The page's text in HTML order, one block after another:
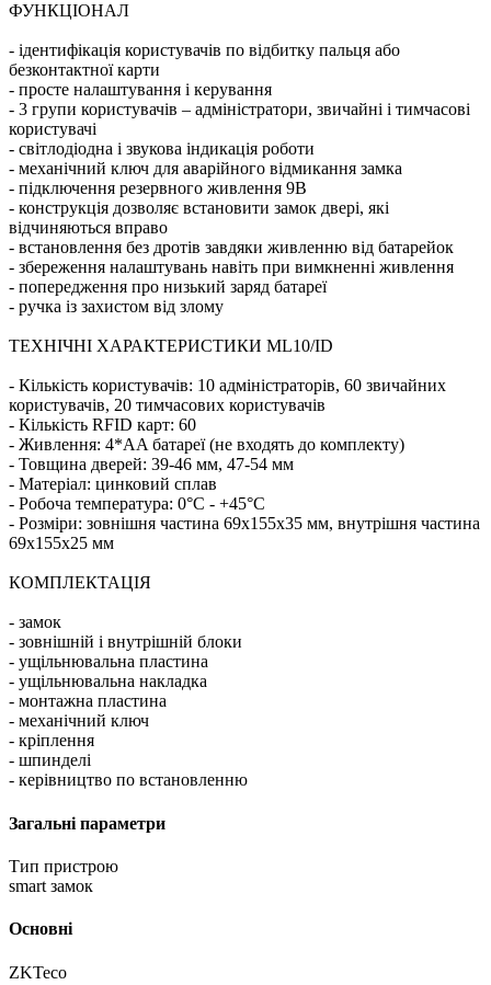
ФУНКЦІОНАЛ
- ідентифікація користувачів по відбитку пальця або
безконтактної карти
- просте налаштування і керування
- 3 групи користувачів – адміністратори, звичайні і тимчасові
користувачі
- світлодіодна і звукова індикація роботи
- механічний ключ для аварійного відмикання замка
- підключення резервного живлення 9В
- конструкція дозволяє встановити замок двері, які
відчиняються вправо
- встановлення без дротів завдяки живленню від батарейок
- збереження налаштувань навіть при вимкненні живлення
- попередження про низький заряд батареї
- ручка із захистом від злому
ТЕХНІЧНІ ХАРАКТЕРИСТИКИ ML10/ID
- Кількість користувачів: 10 адміністраторів, 60 звичайних
користувачів, 20 тимчасових користувачів
- Кількість RFID карт: 60
- Живлення: 4*AA батареї (не входять до комплекту)
- Товщина дверей: 39-46 мм, 47-54 мм
- Матеріал: цинковий сплав
- Робоча температура: 0°C - +45°C
- Розміри: зовнішня частина 69х155х35 мм, внутрішня частина
69х155х25 мм
КОМПЛЕКТАЦІЯ
- замок
- зовнішній і внутрішній блоки
- ущільнювальна пластина
- ущільнювальна накладка
- монтажна пластина
- механічний ключ
- кріплення
- шпинделі
- керівництво по встановленню
Загальні параметри
Тип пристрою
smart замок
Основні
ZKTeco